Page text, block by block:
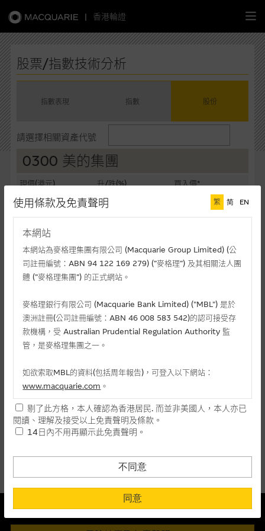
| 香港輪證
牛熊證
選股攻略
中資股票專頁
麥格理投資教室
關於我們
股票/指數技術分析
指數表現 指數 股份
請選擇相關資產代號
0300 美的集團
現價(港元)
升/跌(%)
買入價*
相關圖表
相關認股證/牛熊證
認購 認沽 牛證
編號 相關資產 行使價 價格 升/跌(%)
14583 美的集團(認購) 104.888 0.214 - 1.38
最後更新時間:06-08-2026 10:55 (15分鐘延遲)
使用條款及免責聲明 繁 简 EN
本網站
本網站為麥格理集團有限公司 (Macquarie Group Limited) (公
司註冊編號：ABN 94 122 169 279) (”麥格理”) 及其相關法人團
體 (”麥格理集團”) 的正式網站。
麥格理銀行有限公司 (Macquarie Bank Limited) ("MBL") 是於
澳洲註冊(公司註冊編號：ABN 46 008 583 542)的認可接受存
款機構，受 Australian Prudential Regulation Authority 監
管，是麥格理集團之一。
如欲索取MBL的資料(包括周年報告)，可登入以下網站：
www.macquarie.com 。
本網站所載資料會隨時更改，而不作另行通知，如閣下欲取麥格
理的資料，可直接聯絡本集團職員。
民使用，並不提供或發售予美國人。本網站內容無意要約或唆使
閣下購買證券、基金單位或其他投資工具(不論在參考條款上或在
其他地方)，但清楚表明上述意圖的個別段落則屬例外。
提供網站內容的基準 – 使用時請考慮個人風險
剔了此方格，本人確認為香港居民. 而並非美國人，本人亦已
閱讀、理解及接受以上免責聲明及條款。
14日內不用再顯示此免責聲明。
不同意
同意
此內容來自我們在所示日期時認為可靠之來源，且均以真誠提供。然